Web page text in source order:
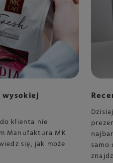
wysokiej
klienta nie
Manufaktura MK
się, jak może
samo